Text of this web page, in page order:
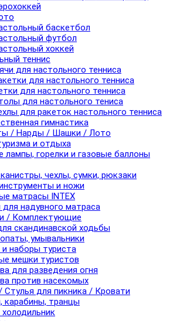
баскетбол
футбол
хоккей
теннис
для настольного тенниса
для настольного тенниса
для настольного тенниса
для настольного тениса
для ракеток настольного тенниса
гимнастика
/ Нарды / Шашки / Лото
и отдыха
лампы, горелки и газовые баллоны
чехлы, сумки, рюкзаки
и ножи
матрасы INTEX
надувного матраса
/ Комплектующие
скандинавской ходьбы
умывальники
наборы туриста
мешки туристов
для разведения огня
против насекомых
для пикника / Кровати
карабины, транцы